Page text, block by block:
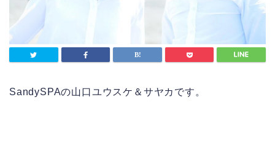
SandySPAの山口ユウスケ＆サヤカです。